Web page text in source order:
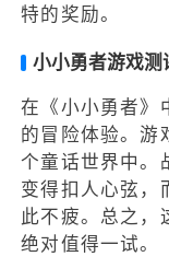
特的奖励。
小小勇者游戏测
在《小小勇者》
的冒险体验。游
个童话世界中。
变得扣人心弦，
此不疲。总之，
绝对值得一试。